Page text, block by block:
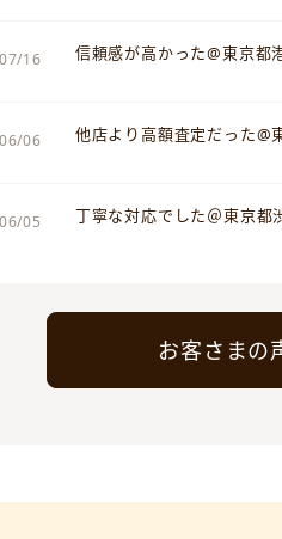
16 信頼感が高かった@東京都
06 他店より高額査定だった@
05 丁寧な対応でした＠東京都
お客さまの